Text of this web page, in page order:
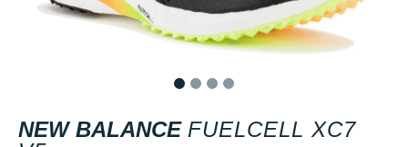
NEW BALANCE FUELCELL XC7